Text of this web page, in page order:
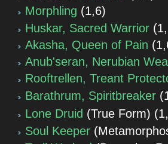
Morphling (1,6)
Huskar, Sacred Warrior(
Akasha, Queen of Pain (
Anub'seran, Nerubian
Rooftrellen, Treant
Barathrum, Spiritbreaker(
Lone Druid (True Form)
Soul Keeper